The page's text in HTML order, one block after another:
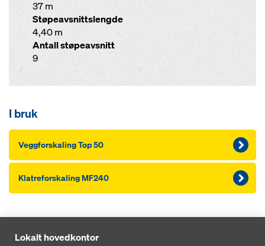
37 m
Støpeavsnittslengde
4,40 m
Antall støpeavsnitt
9
I bruk
Veggforskaling Top 50
Klatreforskaling MF240
Lokalt hovedkontor